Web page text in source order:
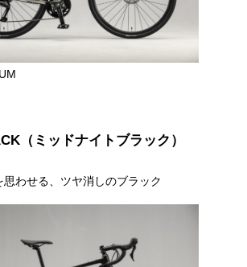
（ミッドナイトブラック）
わせる、ツヤ消しのブラック